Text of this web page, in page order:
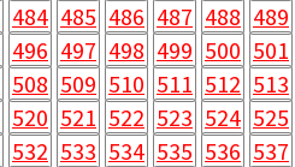
484 485 486 487 488 489
496 497 498 499 500 501
508 509 510 511 512 513
520 521 522 523 524 525
532 533 534 535 536 537